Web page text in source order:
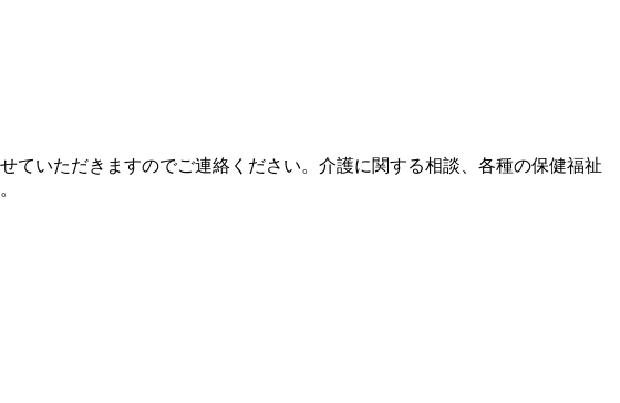
ていただきますのでご連絡ください。介護に関する相談、各種の保健福祉